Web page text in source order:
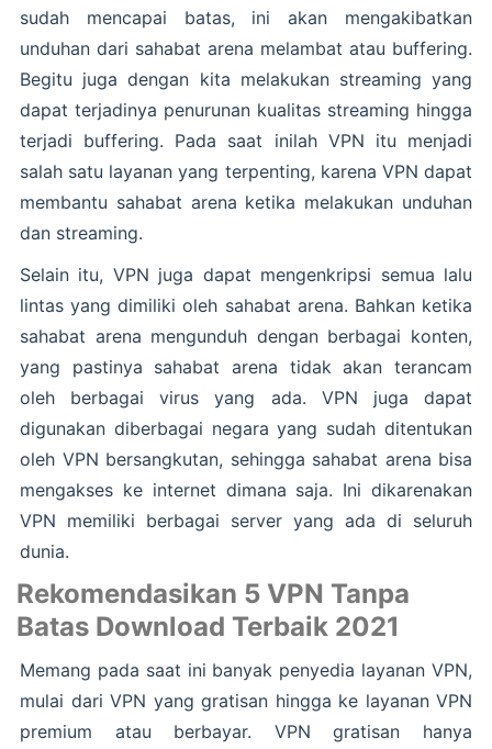
sudah mencapai batas, ini akan mengakibatkan
unduhan dari sahabat arena melambat atau buffering.
Begitu juga dengan kita melakukan streaming yang
dapat terjadinya penurunan kualitas streaming hingga
terjadi buffering. Pada saat inilah VPN itu menjadi
salah satu layanan yang terpenting, karena VPN dapat
membantu sahabat arena ketika melakukan unduhan
dan streaming.
Selain itu, VPN juga dapat mengenkripsi semua lalu
lintas yang dimiliki oleh sahabat arena. Bahkan ketika
sahabat arena mengunduh dengan berbagai konten,
yang pastinya sahabat arena tidak akan terancam
oleh berbagai virus yang ada. VPN juga dapat
digunakan diberbagai negara yang sudah ditentukan
oleh VPN bersangkutan, sehingga sahabat arena bisa
mengakses ke internet dimana saja. Ini dikarenakan
VPN memiliki berbagai server yang ada di seluruh
dunia.
Rekomendasikan 5 VPN Tanpa
Batas Download Terbaik 2021
Memang pada saat ini banyak penyedia layanan VPN,
mulai dari VPN yang gratisan hingga ke layanan VPN
premium atau berbayar. VPN gratisan hanya